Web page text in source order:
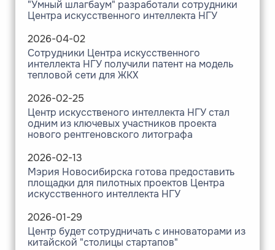
"Умный шлагбаум" разработали сотрудники
Центра искусственного интеллекта НГУ
2026-04-02
Сотрудники Центра искусственного
интеллекта НГУ получили патент на модель
тепловой сети для ЖКХ
2026-02-25
Центр искусственого интеллекта НГУ стал
одним из ключевых участников проекта
нового рентгеновского литографа
2026-02-13
Мэрия Новосибирска готова предоставить
площадки для пилотных проектов Центра
искусственного интеллекта НГУ
2026-01-29
Центр будет сотрудничать с инноваторами из
китайской "столицы стартапов"